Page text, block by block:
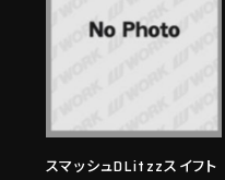
スマッシュDLitzzスイフト